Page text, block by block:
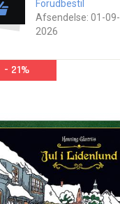
Forudbestil
Afsendelse: 01-09-
2026
- 21%